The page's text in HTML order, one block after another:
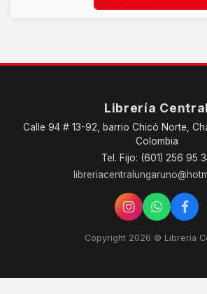
Librería Central
Calle 94 # 13-92, barrio Chicó Norte,
Colombia
Tel. Fijo: (601) 256 95
Copyright 2026 © Librería